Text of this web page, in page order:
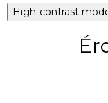
High-contrast